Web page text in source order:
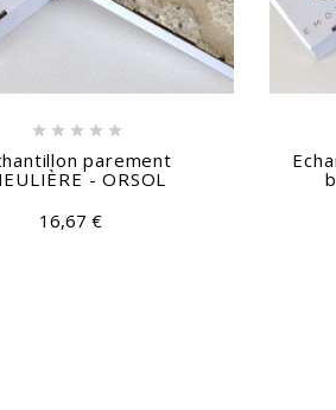
    
parement
- ORSOL
16,67 €